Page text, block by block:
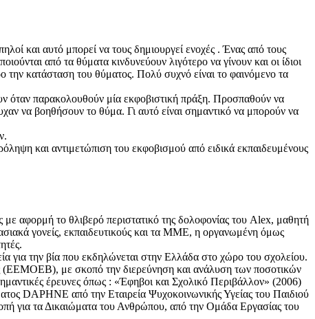
και αυτό μπορεί να τους δημιουργεί ενοχές . Ένας από τους
από τα θύματα κινδυνεύουν λιγότερο να γίνουν και οι ίδιοι
κατάσταση του θύματος. Πολύ συχνό είναι το φαινόμενο τα
όταν παρακολουθούν μία εκφοβιστική πράξη. Προσπαθούν να
να βοηθήσουν το θύμα. Γι αυτό είναι σημαντικό να μπορούν να
και αντιμετώπιση του εκφοβισμού από ειδικά εκπαιδευμένους
με αφορμή το θλιβερό περιστατικό της δολοφονίας του Alex, μαθητή
γονείς, εκπαιδευτικούς και τα ΜΜΕ, η οργανωμένη όμως
για την βία που εκδηλώνεται στην Ελλάδα στο χώρο του σχολείου.
(ΕΕΜΟΕΒ), με σκοπό την διερεύνηση και ανάλυση των ποσοτικών
έρευνες όπως : «Έφηβοι και Σχολικό Περιβάλλον» (2006)
DAPHNE από την Εταιρεία Ψυχοκοινωνικής Υγείας του Παιδιού
για τα Δικαιώματα του Ανθρώπου, από την Ομάδα Εργασίας του